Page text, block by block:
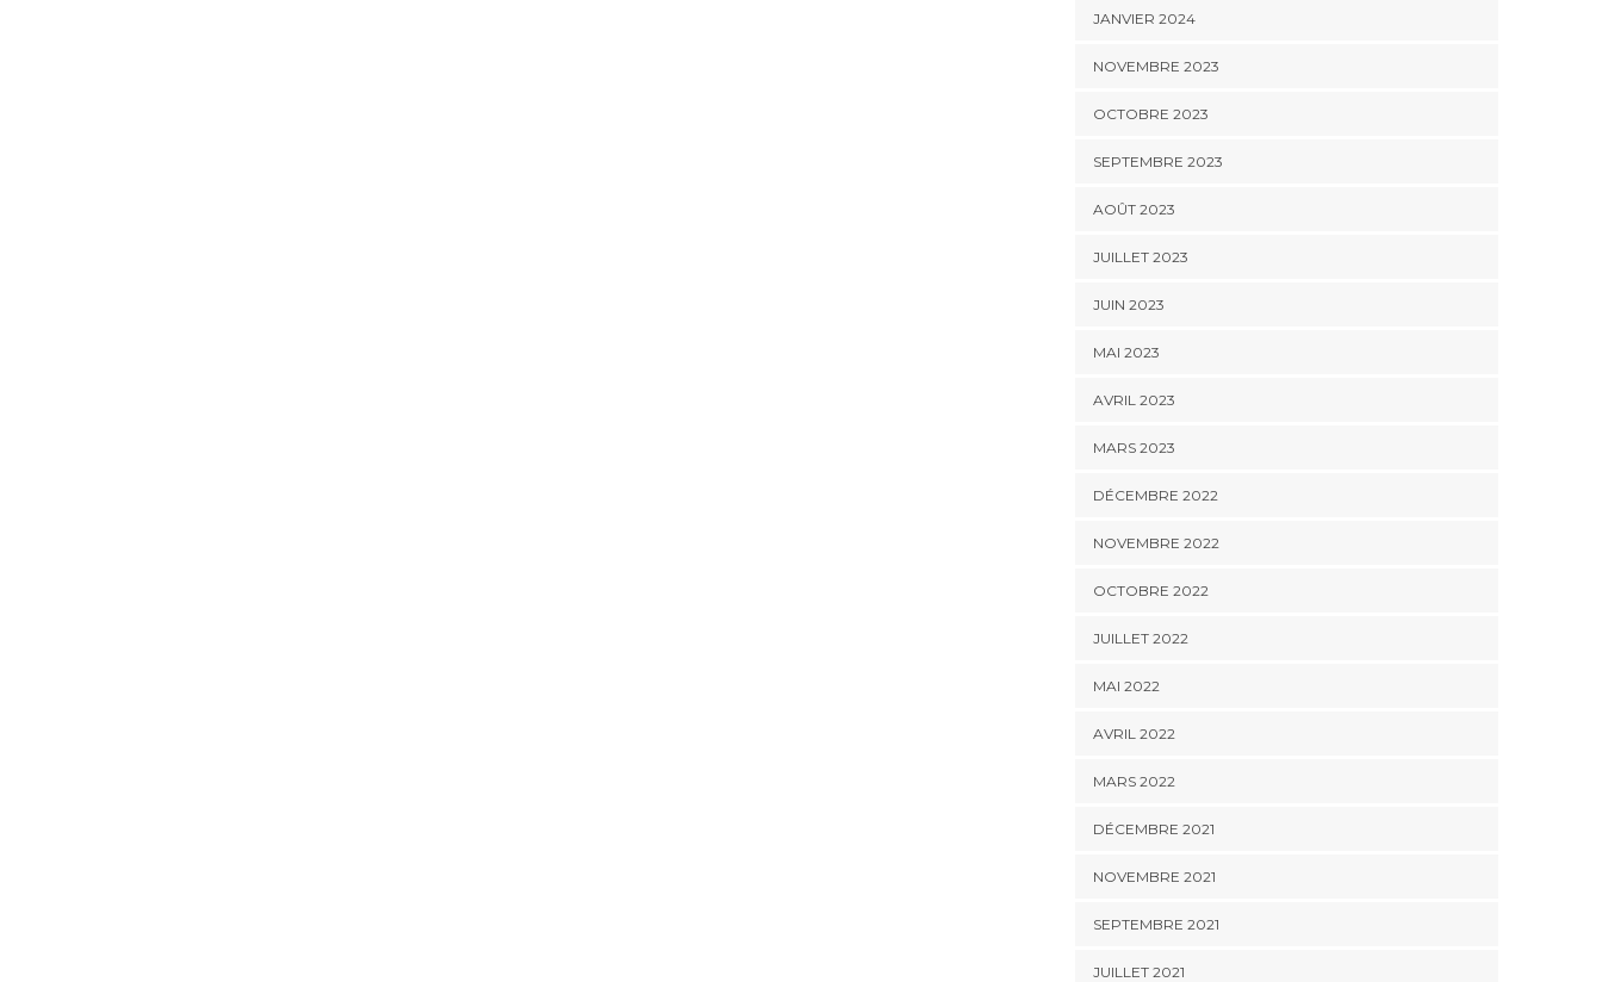
JANVIER 2024
NOVEMBRE 2023
OCTOBRE 2023
SEPTEMBRE 2023
AOÛT 2023
JUILLET 2023
JUIN 2023
MAI 2023
AVRIL 2023
MARS 2023
DÉCEMBRE 2022
NOVEMBRE 2022
OCTOBRE 2022
JUILLET 2022
MAI 2022
AVRIL 2022
MARS 2022
DÉCEMBRE 2021
NOVEMBRE 2021
SEPTEMBRE 2021
JUILLET 2021